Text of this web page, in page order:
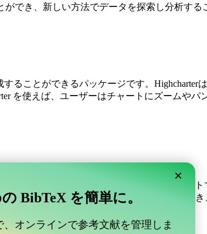
でき、新しい方法でデータを探索し分析する
ることができるパッケージです。Highcharter
を使えば、ユーザーはチャートにズームや
ライブラリをベースにしており、ヒー
ラクティブ性をマップに追加することがで
×
BibTeX を簡単に。
オンラインで参考文献を管理しま